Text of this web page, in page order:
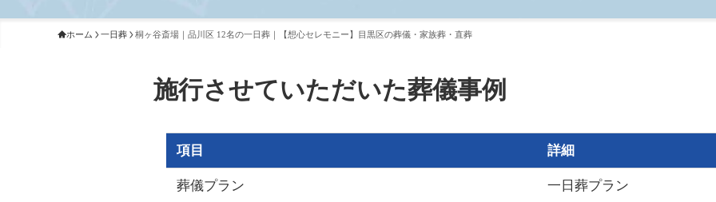
ホーム 一日葬 桐ヶ谷斎場｜品川区 12名の一日葬｜【想心セレモニー】目黒区の葬儀・家族葬・直葬
施行させていただいた葬儀事例
項目 詳細
葬儀プラン 一日葬プラン